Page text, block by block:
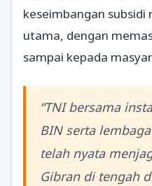
keseimbangan
utama, dengan
sampai kepada
“TNI bersama
BIN serta
telah nyata
Gibran di tengah